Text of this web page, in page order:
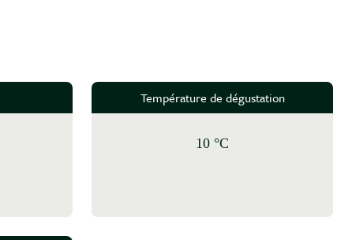
Température de dégustation
10 °C